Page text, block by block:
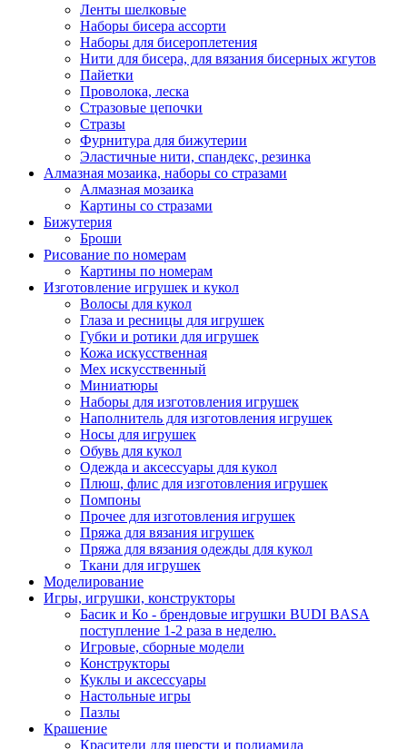
Ленты шелковые
Наборы бисера ассорти
Наборы для бисероплетения
Нити для бисера, для вязания бисерных жгутов
Пайетки
Проволока, леска
Стразовые цепочки
Стразы
Фурнитура для бижутерии
Эластичные нити, спандекс, резинка
Алмазная мозаика, наборы со стразами
Алмазная мозаика
Картины co стразами
Бижутерия
Броши
Рисование по номерам
Картины по номерам
Изготовление игрушек и кукол
Волосы для кукол
Глаза и ресницы для игрушек
Губки и ротики для игрушек
Кожа искусственная
Мех искусственный
Миниатюры
Наборы для изготовления игрушек
Наполнитель для изготовления игрушек
Носы для игрушек
Обувь для кукол
Одежда и аксессуары для кукол
Плюш, флис для изготовления игрушек
Помпоны
Прочее для изготовления игрушек
Пряжа для вязания игрушек
Пряжа для вязания одежды для кукол
Ткани для игрушек
Моделирование
Игры, игрушки, конструкторы
Басик и Ко - брендовые игрушки BUDI BASA
поступление 1-2 раза в неделю.
Игровые, сборные модели
Конструкторы
Куклы и аксессуары
Настольные игры
Пазлы
Крашение
Красители для шерсти и полиамида